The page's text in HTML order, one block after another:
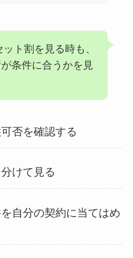
ト割を見る時も、
条件に合うかを見
否を確認する
けて見る
自分の契約に当てはめ